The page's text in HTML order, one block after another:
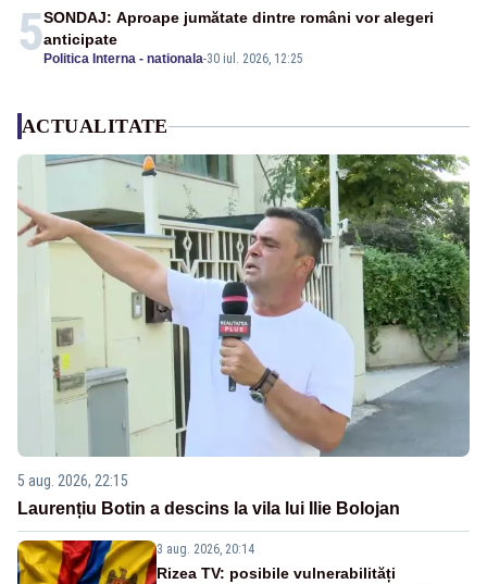
5 Politica Interna - nationala-30 iul. 2026, 12:25
SONDAJ: Aproape jumătate dintre români vor alegeri
anticipate
ACTUALITATE
5 aug. 2026, 22:15
Laurențiu Botin a descins la vila lui Ilie Bolojan
3 aug. 2026, 20:14
Rizea TV: posibile vulnerabilități